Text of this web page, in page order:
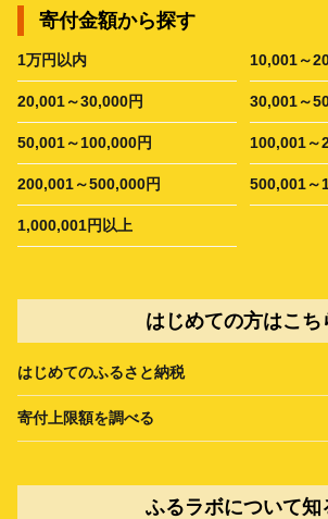
寄付金額から探す
1万円以内 10,001～
20,001～30,000円 30,001～
50,001～100,000円 100,001～
200,001～500,000円 500,001～
1,000,001円以上
はじめての方はこち
はじめてのふるさと納税
寄付上限額を調べる
ふるラボについて知